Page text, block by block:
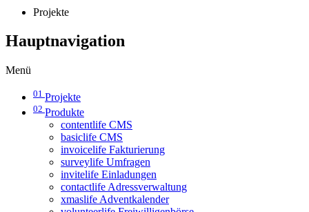
Projekte
Hauptnavigation
Menü
01 Projekte
02 Produkte
contentlife CMS
basiclife CMS
invoicelife Fakturierung
surveylife Umfragen
invitelife Einladungen
contactlife Adressverwaltung
xmaslife Adventkalender